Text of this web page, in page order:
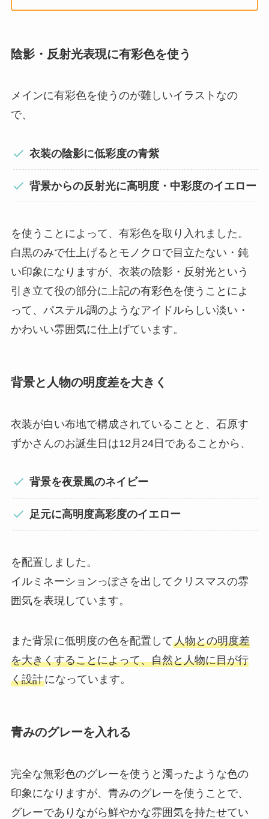
陰影・反射光表現に有彩色を使う
メインに有彩色を使うのが難しいイラストなの
で、
衣装の陰影に低彩度の青紫
背景からの反射光に高明度・中彩度のイエロー
を使うことによって、有彩色を取り入れました。
白黒のみで仕上げるとモノクロで目立たない・鈍
い印象になりますが、衣装の陰影・反射光という
引き立て役の部分に上記の有彩色を使うことによ
って、パステル調のようなアイドルらしい淡い・
かわいい雰囲気に仕上げています。
背景と人物の明度差を大きく
衣装が白い布地で構成されていることと、石原す
ずかさんのお誕生日は12月24日であることから、
背景を夜景風のネイビー
足元に高明度高彩度のイエロー
を配置しました。
イルミネーションっぽさを出してクリスマスの雰
囲気を表現しています。
また背景に低明度の色を配置して人物との明度差
を大きくすることによって、自然と人物に目が行
く設計になっています。
青みのグレーを入れる
完全な無彩色のグレーを使うと濁ったような色の
印象になりますが、青みのグレーを使うことで、
グレーでありながら鮮やかな雰囲気を持たせてい